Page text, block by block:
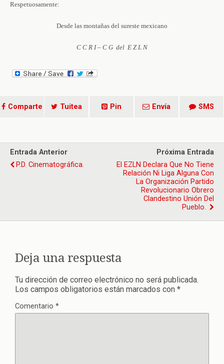
Respetuosamente:
Desde las montañas del sureste mexicano
C C R I – C G del E Z L N
Comparte Tuitea Pin Envía SMS
Entrada Anterior
P.D. Cinematográfica.
Próxima Entrada
El EZLN Declara Que No Tiene
Relación Ni Liga Alguna Con
La Organización Partido
Revolucionario Obrero
Clandestino Unión Del
Pueblo.
Deja una respuesta
Tu dirección de correo electrónico no será publicada.
Los campos obligatorios están marcados con *
Comentario *